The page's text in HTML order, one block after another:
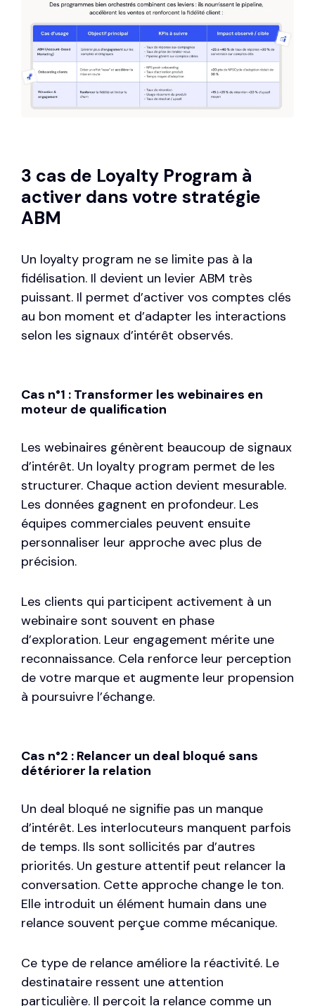
3 cas de Loyalty Program à
activer dans votre stratégie
ABM
Un loyalty program ne se limite pas à la
fidélisation. Il devient un levier ABM très
puissant. Il permet d’activer vos comptes clés
au bon moment et d’adapter les interactions
selon les signaux d’intérêt observés.
Cas n°1 : Transformer les webinaires en
moteur de qualification
Les webinaires génèrent beaucoup de signaux
d’intérêt. Un loyalty program permet de les
structurer. Chaque action devient mesurable.
Les données gagnent en profondeur. Les
équipes commerciales peuvent ensuite
personnaliser leur approche avec plus de
précision.
Les clients qui participent activement à un
webinaire sont souvent en phase
d’exploration. Leur engagement mérite une
reconnaissance. Cela renforce leur perception
de votre marque et augmente leur propension
à poursuivre l’échange.
Cas n°2 : Relancer un deal bloqué sans
détériorer la relation
Un deal bloqué ne signifie pas un manque
d’intérêt. Les interlocuteurs manquent parfois
de temps. Ils sont sollicités par d’autres
priorités. Un gesture attentif peut relancer la
conversation. Cette approche change le ton.
Elle introduit un élément humain dans une
relance souvent perçue comme mécanique.
Ce type de relance améliore la réactivité. Le
destinataire ressent une attention
particulière. Il perçoit la relance comme un